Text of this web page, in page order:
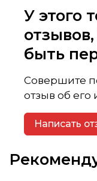
У этого
быть
Совершите
отзыв об его
Написать